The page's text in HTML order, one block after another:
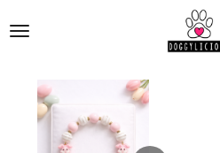
direct
hoofdinhoud